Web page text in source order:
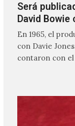
Será
David
En 1965, el
con Davie
contaron con el